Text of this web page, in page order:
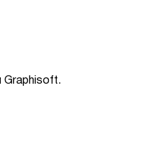
Graphisoft.